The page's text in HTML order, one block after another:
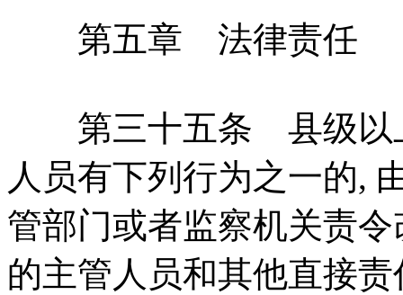
第五章 法律责任
第三十五条 县级以上
人员有下列行为之一的,
管部门或者监察机关责
的主管人员和其他直接